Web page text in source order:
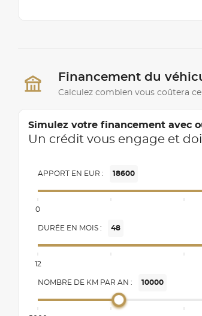
Financement du
Calculez combien vous coûtera
Simulez votre financement avec
Un crédit vous engage et
APPORT EN EUR : 18600
0
DURÉE EN MOIS : 48
12
NOMBRE DE KM PAR AN : 10000